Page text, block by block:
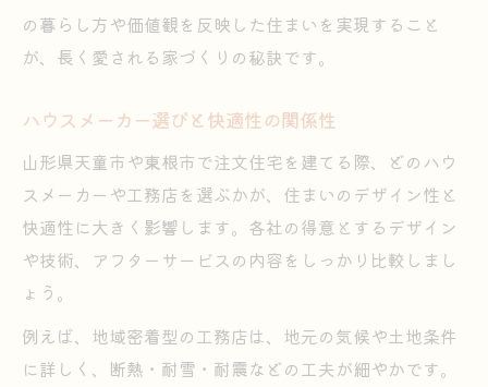
の暮らし方や価値観を反映した住まいを実現すること
が、長く愛される家づくりの秘訣です。
ハウスメーカー選びと快適性の関係性
山形県天童市や東根市で注文住宅を建てる際、どのハウ
スメーカーや工務店を選ぶかが、住まいのデザイン性と
快適性に大きく影響します。各社の得意とするデザイン
や技術、アフターサービスの内容をしっかり比較しまし
ょう。
例えば、地域密着型の工務店は、地元の気候や土地条件
に詳しく、断熱・耐雪・耐震などの工夫が細やかです。